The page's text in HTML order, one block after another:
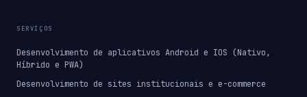
SERVIÇOS
Desenvolvimento de aplicativos Android e IOS (Nativo,
Híbrido e PWA)
Desenvolvimento de sites institucionais e e-commerce